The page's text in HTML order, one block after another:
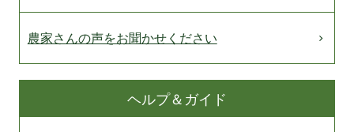
農家さんの声をお聞かせください
ヘルプ＆ガイド